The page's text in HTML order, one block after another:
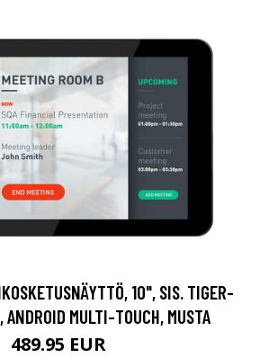
10", SIS. TIGER-
ANDROID MULTI-TOUCH, MUSTA
489.95 EUR